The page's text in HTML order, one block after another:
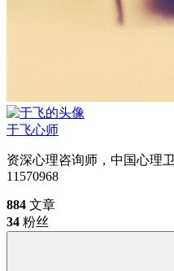
于飞心师
资深心理咨询师，中国心理
11570968
884 文章
34 粉丝